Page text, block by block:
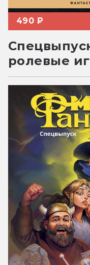
490 ₽
ролевые